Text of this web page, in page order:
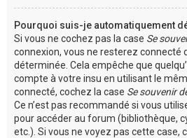
Pourquoi suis-je automatiquement
Si vous ne cochez pas la case Se
connexion, vous ne resterez connecté
déterminée. Cela empêche que
compte à votre insu en utilisant le
connecté, cochez la case Se souvenir
Ce n’est pas recommandé si vous
pour accéder au forum (bibliothèque,
etc.). Si vous ne voyez pas cette case,